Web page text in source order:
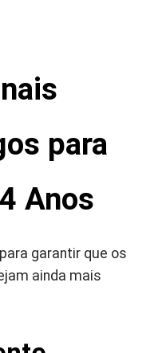
para
Anos
garantir que os
ainda mais